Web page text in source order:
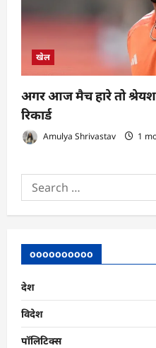
खेल
अगर आज मैच हारे तो
रिकार्ड
Amulya Shrivastav 1
Search
for:
oooooooooo
देश
विदेश
पॉलिटिक्स